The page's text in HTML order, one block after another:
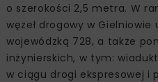
o szerokości 2,5 metra. W
węzeł drogowy w Gielniowie
wojewódzką 728, a także
inżynierskich, w tym:
w ciągu drogi ekspresowej i